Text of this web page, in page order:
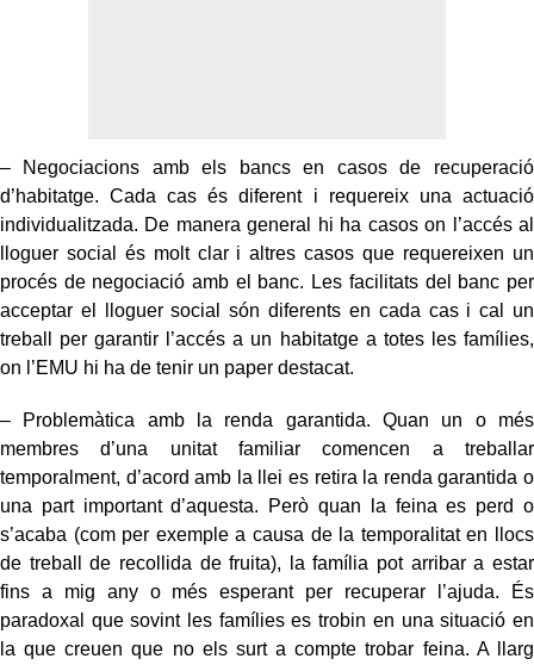
– Negociacions amb els bancs en casos de recuperació
d’habitatge. Cada cas és diferent i requereix una actuació
individualitzada. De manera general hi ha casos on l’accés al
lloguer social és molt clar i altres casos que requereixen un
procés de negociació amb el banc. Les facilitats del banc per
acceptar el lloguer social són diferents en cada cas i cal un
treball per garantir l’accés a un habitatge a totes les famílies,
on l’EMU hi ha de tenir un paper destacat.
– Problemàtica amb la renda garantida. Quan un o més
membres d’una unitat familiar comencen a treballar
temporalment, d’acord amb la llei es retira la renda garantida o
una part important d’aquesta. Però quan la feina es perd o
s’acaba (com per exemple a causa de la temporalitat en llocs
de treball de recollida de fruita), la família pot arribar a estar
fins a mig any o més esperant per recuperar l’ajuda. És
paradoxal que sovint les famílies es trobin en una situació en
la que creuen que no els surt a compte trobar feina. A llarg